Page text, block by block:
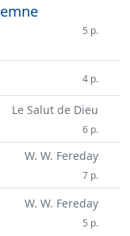
5 p.
4 p.
Le Salut de Dieu
6 p.
W. W. Fereday
7 p.
W. W. Fereday
5 p.